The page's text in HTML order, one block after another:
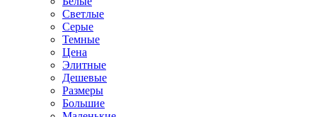
Светлые
Серые
Темные
Цена
Элитные
Дешевые
Размеры
Большие